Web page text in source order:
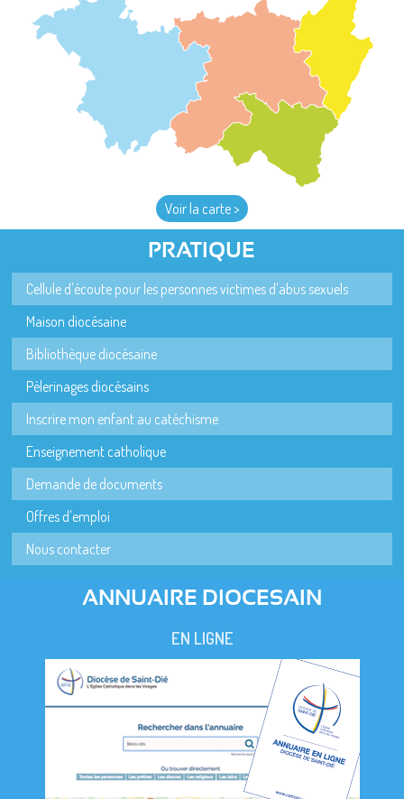
Voir la carte >
PRATIQUE
Cellule d'écoute pour les personnes victimes d'abus sexuels
Maison diocésaine
Bibliothèque diocésaine
Pèlerinages diocésains
Inscrire mon enfant au catéchisme
Enseignement catholique
Demande de documents
Offres d'emploi
Nous contacter
ANNUAIRE DIOCESAIN
EN LIGNE